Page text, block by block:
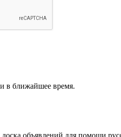
в ближайшее время.
объявлений для помощи